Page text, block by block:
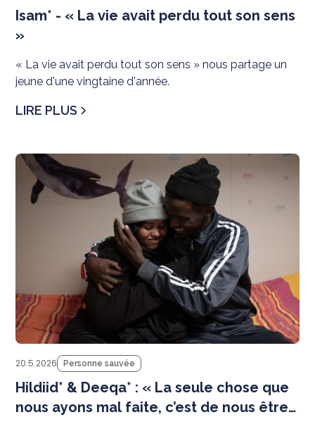
Isam* - « La vie avait perdu tout son sens
»
« La vie avait perdu tout son sens » nous partage un
jeune d'une vingtaine d'année.
LIRE PLUS
20.5.2026 Personne sauvée
Hildiid* & Deeqa* : « La seule chose que
nous ayons mal faite, c’est de nous être